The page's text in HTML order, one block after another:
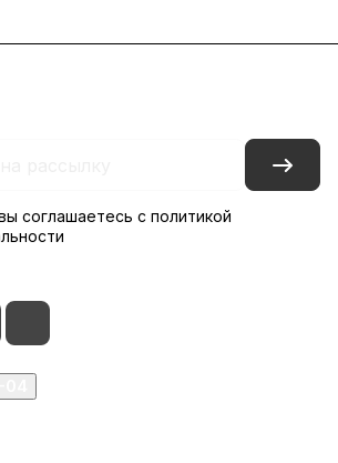
соглашаетесь с политикой